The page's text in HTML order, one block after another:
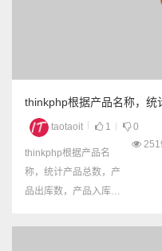
thinkphp根据产品名称，统
库数 taotaoit 1
0
thinkphp根据产品名
称，统计产品总数，产
品出库数，产品入库数
分组 sum统计产品总数